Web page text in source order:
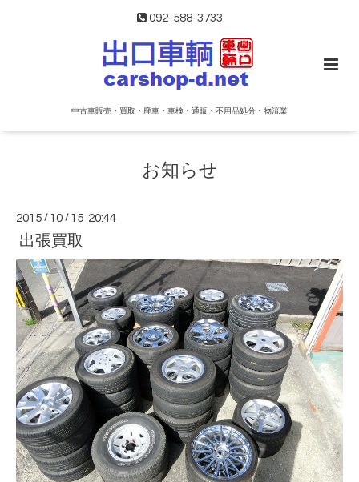
092-588-3733
中古車販売・買取・廃車・車検・通販・不用品処分・物流業
お知らせ
2015 / 10 / 15 20:44
出張買取